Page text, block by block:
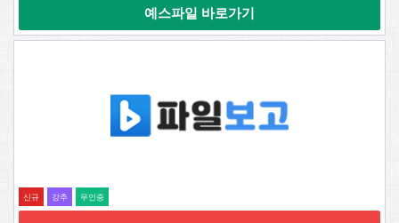
예스파일 바로가기
신규 강추 무인증